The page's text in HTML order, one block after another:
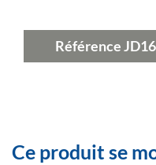
Référence
Ce produit se